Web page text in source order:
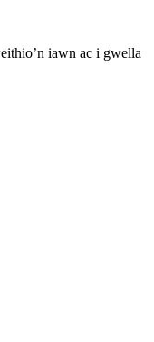
iawn ac i gwella